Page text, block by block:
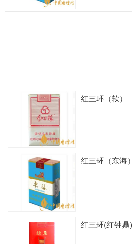
红三环（软）
红三环（东海）
红三环(红钟鼎)